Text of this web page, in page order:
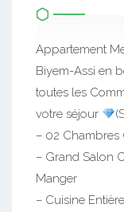
Appartement
Biyem-Assi en
toutes les
votre séjour
– 02 Chambres
– Grand Salon
Manger
– Cuisine